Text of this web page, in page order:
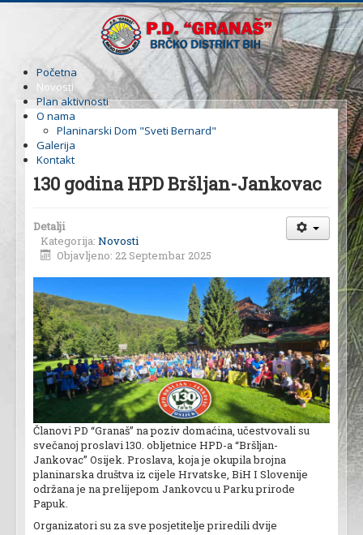
Početna
Novosti
Plan aktivnosti
O nama
Planinarski Dom "Sveti Bernard"
Galerija
Kontakt
130 godina HPD Bršljan-Jankovac
Detalji
Kategorija: Novosti
Objavljeno: 22 Septembar 2025
Članovi PD “Granaš” na poziv domaćina, učestvovali su
svečanoj proslavi 130. obljetnice HPD-a “Bršljan-
Jankovac” Osijek. Proslava, koja je okupila brojna
planinarska društva iz cijele Hrvatske, BiH I Slovenije
održana je na prelijepom Jankovcu u Parku prirode
Papuk.
Organizatori su za sve posjetitelje priredili dvije